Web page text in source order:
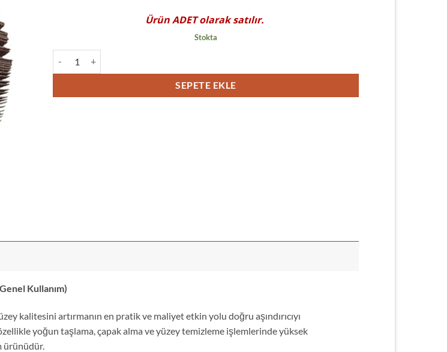
ÜrünADETolarak satılır.
Stokta
SEPETE EKLE
Kullanım)
kalitesini artırmanın en pratik ve maliyet etkin yolu doğru aşındırıcıyı
yoğun taşlama, çapak alma ve yüzey temizleme işlemlerinde yüksek
ürünüdür.